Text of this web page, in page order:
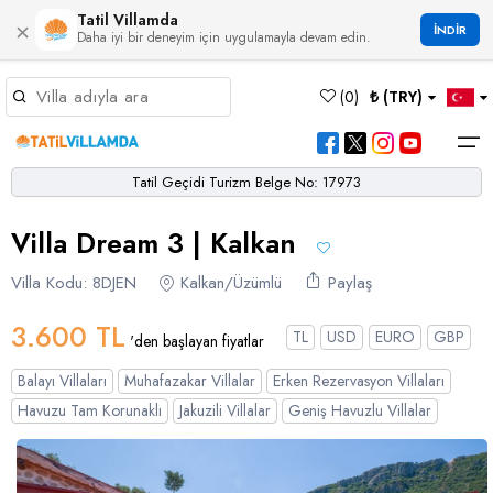
× Tatil Villamda
Daha iyi bir deneyim için uygulamayla devam edin. İNDİR
(0) ₺ (TRY)
Hakkımızda
Bölgeler
Bölgeler
Bodrum
Turgutreis
Çeşme
Alaçatı
Germiyan
Dalaman
Dalyan
Çalış
Çamköy
Çatalarık
Çiftlik
Eldirek
Bornova
Akbel
Bezirgan
Çavdır
Çayköy
Hacıoğlan
Ağullu
Bayındır
Çukurbağ
Gökçeören
Gökseki
Çamlı
Selimiye
Boğaziçi
Eşen
Karadere
Yakabağ
Villa Seçeneklerimiz
Villa Seçeneklerimiz
Balayı Villaları
Çift Jakuzili Villalar
Çocuk Havuzlu Villalar
Çocuk Oyun Alanı Olan Villalar
Blog
Tatil Geçidi Turizm Belge No: 17973
Villa Dream 3 | Kalkan
Villa Kodu: 8DJEN Kalkan/Üzümlü Paylaş
3.600 TL 'den başlayan fiyatlar TL USD EURO
GBP
Balayı Villaları
Muhafazakar Villalar
Erken Rezervasyon Villaları
Havuzu Tam Korunaklı
Jakuzili Villalar Geniş Havuzlu Villalar
Dil Seçiniz
German Italian Russian
Kur Seçiniz
Türk Lirası
TRY- TL
EURO
EUR USD
GBP- £
Favorilerim
Müsaitlik Takvimi
Müsaitlik Takvimi >